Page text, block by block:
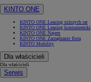
KINTO ONE
KINTO ONE Leasing niższych rat
KINTO ONE Leasing konsumencki
KINTO ONE Najem
KINTO ONE Zarządzanie flotą
KINTO Mobility
Dla właścicieli
Dla właścicieli
Serwis